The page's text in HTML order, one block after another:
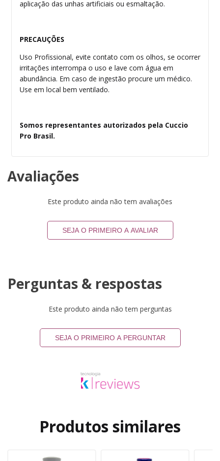
aplicação das unhas artificiais ou esmaltação.
PRECAUÇÕES
Uso Profissional, evite contato com os olhos, se ocorrer
irritações interrompa o uso e lave com água em
abundância. Em caso de ingestão procure um médico.
Use em local bem ventilado.
Somos representantes autorizados pela Cuccio
Pro Brasil.
Avaliações
Este produto ainda não tem avaliações
SEJA O PRIMEIRO A AVALIAR
Perguntas & respostas
Este produto ainda não tem perguntas
SEJA O PRIMEIRO A PERGUNTAR
Produtos similares